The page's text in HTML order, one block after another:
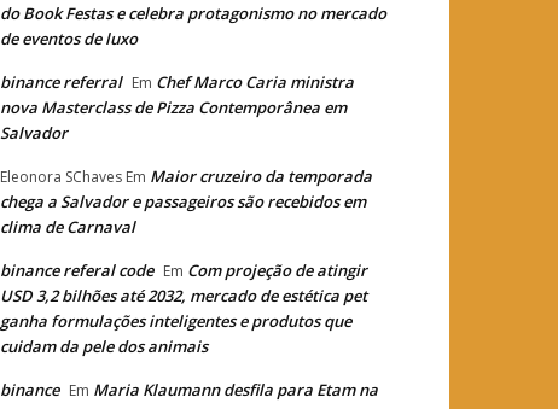
do Book Festas e celebra protagonismo no mercado
de eventos de luxo
binance referral Em Chef Marco Caria ministra
nova Masterclass de Pizza Contemporânea em
Salvador
Eleonora SChaves Em Maior cruzeiro da temporada
chega a Salvador e passageiros são recebidos em
clima de Carnaval
binance referal code Em Com projeção de atingir
USD 3,2 bilhões até 2032, mercado de estética pet
ganha formulações inteligentes e produtos que
cuidam da pele dos animais
binance Em Maria Klaumann desfila para Etam na